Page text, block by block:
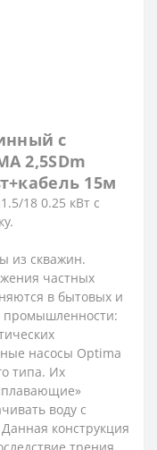
с
2,5SDm
15м
18 0.25 кВт с
из скважин.
частных
в бытовых и
промышленности:
насосы Optima
типа. Их
воду с
конструкция